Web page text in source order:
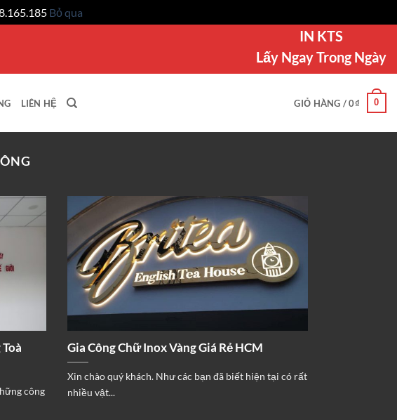
Bỏ qua
IN KTS
Lấy Ngay Trong Ngày
LIÊN HỆ GIỎ HÀNG /0₫ 0
công
Gia Công Chữ Inox Vàng Giá Rẻ HCM
Xin chào quý khách. Như các bạn đã biết hiện tại có rất
nhiều vật...